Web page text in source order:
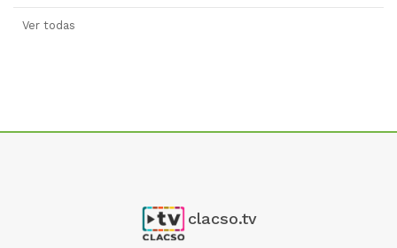
Ver todas
clacso.tv